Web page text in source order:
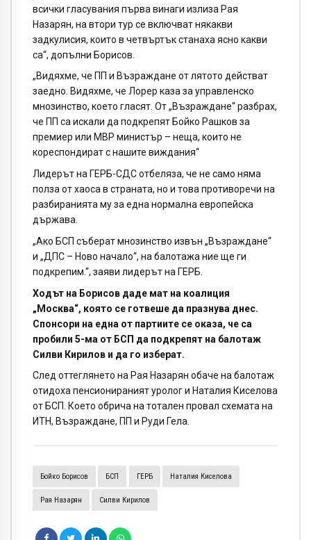
всички гласувания първа винаги излиза Рая
Назарян, на втори тур се включват някакви
задкулисия, които в четвъртък станаха ясно какви
са“, допълни Борисов.
„Видяхме, че ПП и Възраждане от лятото действат
заедно. Видяхме, че Лорер каза за управленско
мнозинство, което гласят. От „Възраждане“ разбрах,
че ПП са искали да подкрепят Бойко Рашков за
премиер или МВР министър – неща, които не
кореспондират с нашите виждания“
Лидерът на ГЕРБ-СДС отбеляза, че не само няма
полза от хаоса в страната, но и това противоречи на
разбиранията му за една нормална европейска
държава.
„Ако БСП съберат мнозинство извън „Възраждане“
и „ДПС – Ново начало“, на балотажа ние ще ги
подкрепим.“, заяви лидерът на ГЕРБ.
Ходът на Борисов даде мат на коалиция
„Москва“, която се готвеше да празнува днес.
Спонсори на една от партиите се оказа, че са
пробили 5-ма от БСП да подкрепят на балотаж
Силви Кирилов и да го изберат.
След оттеглянето на Рая Назарян обаче на балотаж
отидоха пенсионираният уролог и Наталия Киселова
от БСП. Което обрича на тотален провал схемата на
ИТН, Възраждане, ПП и Руди Гела.
Бойко Борисов БСП ГЕРБ Наталия Киселова
Рая Назарян Силви Кирилов